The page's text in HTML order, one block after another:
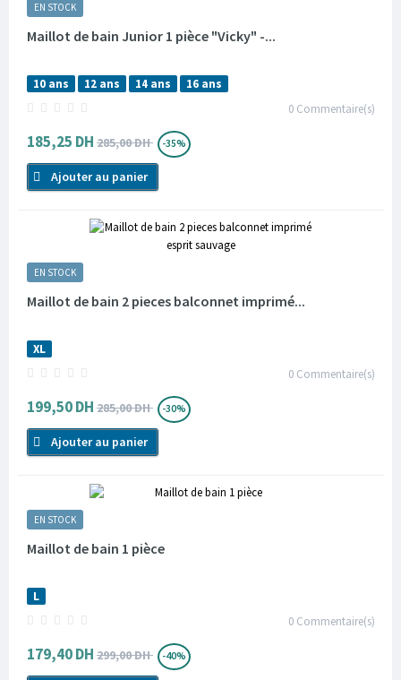
EN STOCK
Maillot de bain Junior 1 pièce "Vicky" -...
10 ans 12 ans 14 ans
16 ans
0 Commentaire(s)
185,25 DH 285,00 DH -35%
Ajouter au panier
EN STOCK
Maillot de bain 2 pieces balconnet imprimé...
XL
0 Commentaire(s)
199,50 DH 285,00 DH -30%
Ajouter au panier
EN STOCK
Maillot de bain 1 pièce
L
0 Commentaire(s)
179,40 DH 299,00 DH -40%